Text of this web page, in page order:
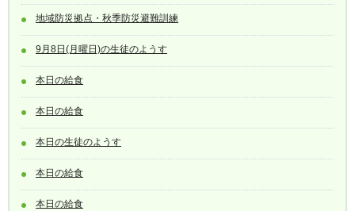
地域防災拠点・秋季防災避難訓練
9月8日(月曜日)の生徒のようす
本日の給食
本日の給食
本日の生徒のようす
本日の給食
本日の給食